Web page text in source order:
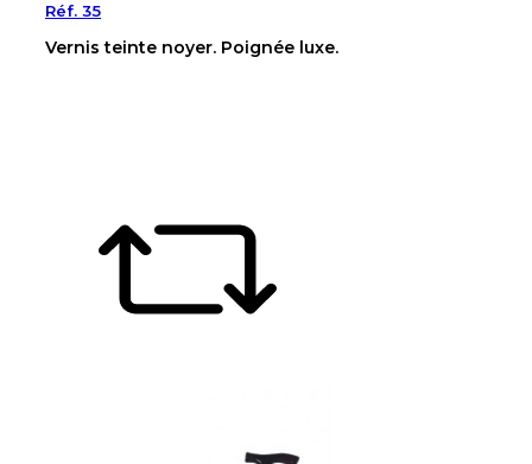
Réf. 35
Vernis teinte noyer. Poignée luxe.